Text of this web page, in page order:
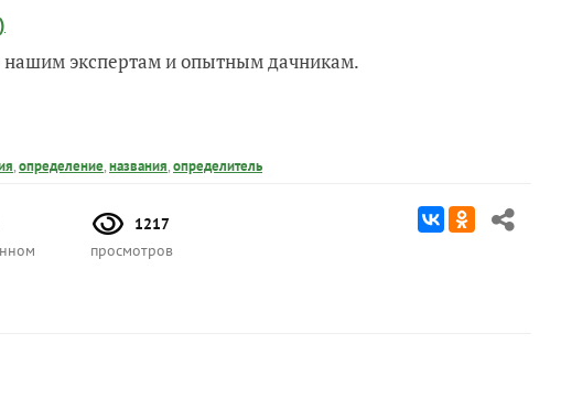
нашим экспертам и опытным дачникам.
,определение,названия,определитель
1217
просмотров